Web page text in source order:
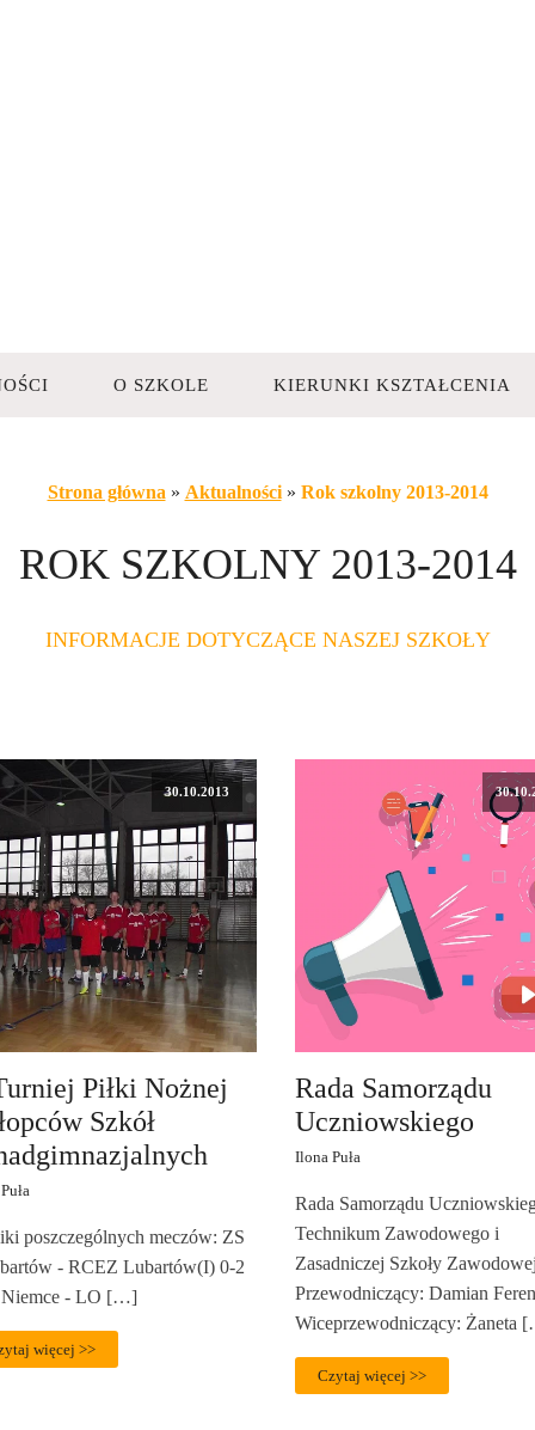
O SZKOLE KIERUNKI KSZTAŁCENIA
Strona główna » Aktualności » Rok szkolny 2013-2014
ROK SZKOLNY 2013-2014
INFORMACJE DOTYCZĄCE NASZEJ SZKOŁY
30.10.2013
Piłki Nożnej
Szkół
poszczególnych meczów: ZS
- RCEZ Lubartów(I) 0-2
Niemce - LO […]
więcej >>
Rada Samorządu
Uczniowskiego
Ilona Puła
Rada Samorządu
Technikum Zawodowego i
Zasadniczej Szkoły
Przewodniczący: Damian
Wiceprzewodniczący: Żaneta
Czytaj więcej >>